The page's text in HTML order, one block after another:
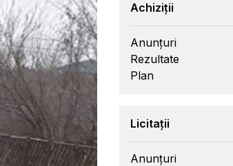
Achiziții
Anunțuri
Rezultate
Plan
Licitații
Anunțuri